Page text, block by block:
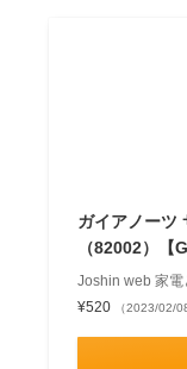
ガイアノーツ
（82002）【
Joshin web 家
¥520
（2023/02/